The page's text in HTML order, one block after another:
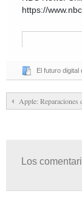
https://
El futuro digital
Apple: Reparaciones
Los